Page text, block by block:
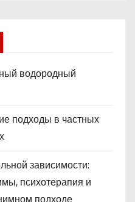
водородный
подходы в частных
зависимости:
психотерапия и